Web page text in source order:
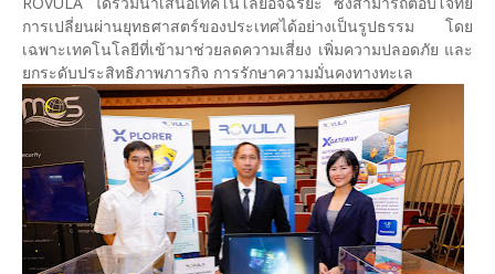
การเปลี่ยนผ่านยุทธศาสตร์ของประเทศได้อย่างเป็นรูปธรรม โดย
เฉพาะเทคโนโลยีที่เข้ามาช่วยลดความเสี่ยง เพิ่มความปลอดภัย และ
ยกระดับประสิทธิภาพภารกิจ การรักษาความมั่นคงทางทะเล